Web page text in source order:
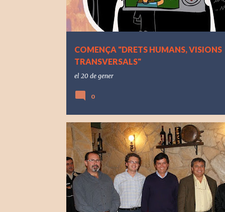
COMENÇA "DRETS HUMANS, VISIONS
TRANSVERSALS"
el 20 de gener
0